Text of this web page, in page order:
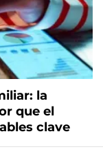
la
que el
clave